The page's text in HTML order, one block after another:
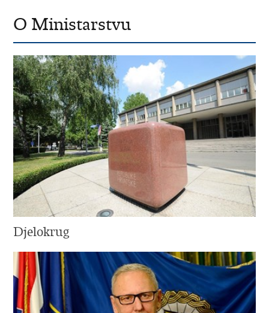
O Ministarstvu
Djelokrug